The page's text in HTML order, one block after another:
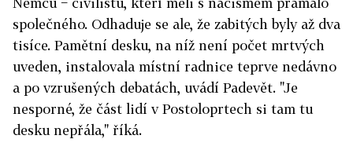
společného. Odhaduje se ale, že zabitých byly až dva
tisíce. Pamětní desku, na níž není počet mrtvých
uveden, instalovala místní radnice teprve nedávno
a po vzrušených debatách, uvádí Padevět. "Je
nesporné, že část lidí v Postoloprtech si tam tu
desku nepřála," říká.